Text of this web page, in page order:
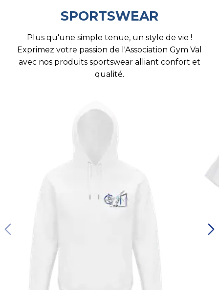
SPORTSWEAR
Plus qu'une simple tenue, un style de vie !
Exprimez votre passion de l'Association Gym Val
avec nos produits sportswear alliant confort et
qualité.